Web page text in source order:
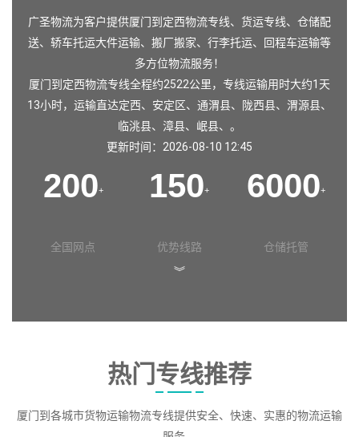
广圣物流为客户提供厦门到定西物流专线、货运专线、仓储配
送、轿车托运大件运输、搬厂搬家、行李托运、回程车运输等
多方位物流服务！
厦门到定西物流专线全程约2522公里，专线运输用时大约1天
13小时，运输直达定西、 安定区、 通渭县、 陇西县、 渭源县、
临洮县、 漳县、 岷县、。
更新时间：2026-08-10 12:45
200+
全国网点
150+
优势线路
6000+
仓储托管
︾
热门专线推荐
厦门到各城市货物运输物流专线提供安全、快速、实惠的物流运输